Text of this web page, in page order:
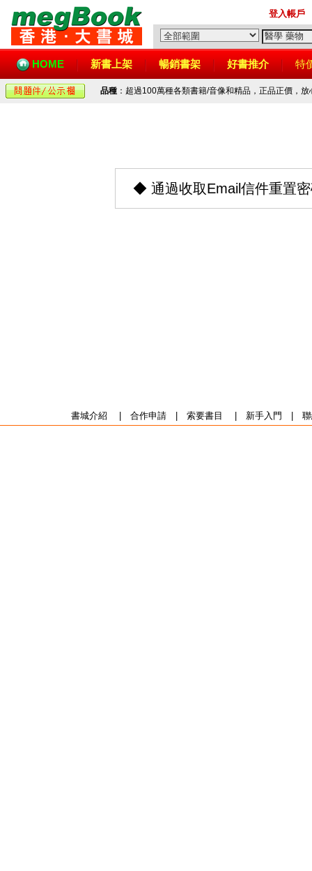
登入帳戶
HOME 新書上架 暢銷書架 好書推介 特
品種 ：超過100萬種各類書籍/音像和精品，正品正價，
◆ 通過收取Email信件重置
書城介紹 合作申請| 索要書目 新手入門